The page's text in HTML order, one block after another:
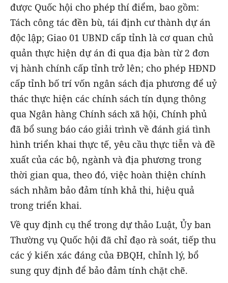
được Quốc hội cho phép thí điểm, bao gồm:
Tách công tác đền bù, tái định cư thành dự án
độc lập; Giao 01 UBND cấp tỉnh là cơ quan chủ
quản thực hiện dự án đi qua địa bàn từ 2 đơn
vị hành chính cấp tỉnh trở lên; cho phép HĐND
cấp tỉnh bố trí vốn ngân sách địa phương để uỷ
thác thực hiện các chính sách tín dụng thông
qua Ngân hàng Chính sách xã hội, Chính phủ
đã bổ sung báo cáo giải trình về đánh giá tình
hình triển khai thực tế, yêu cầu thực tiễn và đề
xuất của các bộ, ngành và địa phương trong
thời gian qua, theo đó, việc hoàn thiện chính
sách nhằm bảo đảm tính khả thi, hiệu quả
trong triển khai.
Về quy định cụ thể trong dự thảo Luật, Ủy ban
Thường vụ Quốc hội đã chỉ đạo rà soát, tiếp thu
các ý kiến xác đáng của ĐBQH, chỉnh lý, bổ
sung quy định để bảo đảm tính chặt chẽ.